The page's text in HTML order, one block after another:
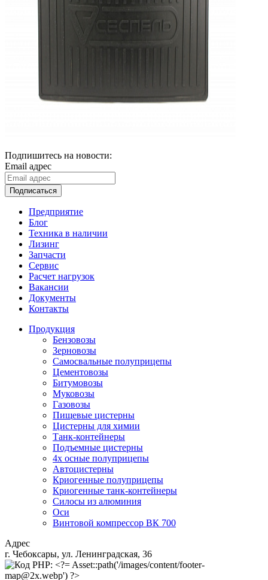
Подпишитесь на новости:
Email адрес
Подписаться
Предприятие
Блог
Техника в наличии
Лизинг
Запчасти
Сервис
Расчет нагрузок
Вакансии
Документы
Контакты
Продукция
Бензовозы
Зерновозы
Самосвальные полуприцепы
Цементовозы
Битумовозы
Муковозы
Газовозы
Пищевые цистерны
Цистерны для химии
Танк-контейнеры
Подъемные цистерны
4х осные полуприцепы
Автоцистерны
Криогенные полуприцепы
Криогенные танк-контейнеры
Силосы из алюминия
Оси
Винтовой компрессор ВК 700
Адрес
г. Чебоксары, ул. Ленинградская, 36